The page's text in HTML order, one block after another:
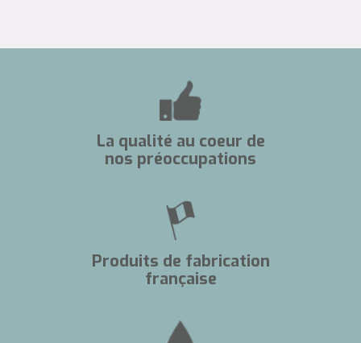
La qualité au coeur de
nos préoccupations
Produits de fabrication
française